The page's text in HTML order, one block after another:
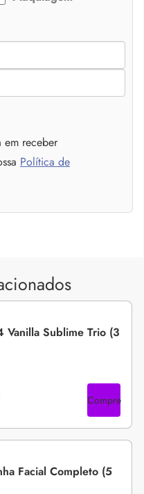
em receber
Política de
Vanilla Sublime Trio (3
Compre
Facial Completo (5